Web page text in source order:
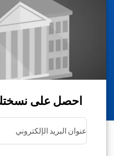
احصل على نسختك
عنوان البريد الإلكتروني